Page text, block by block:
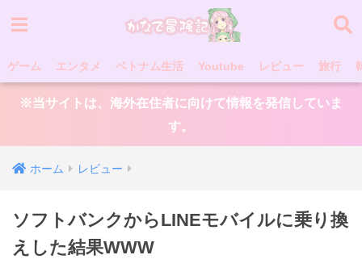
ゲーム エンタメ ベトナム生活 Youtube レビュー 旅行
※当サイトは、海外在住者に向けて情報を発信していま
す。
ホーム レビュー
ソフトバンクからLINEモバイルに乗り換
えした結果WWW